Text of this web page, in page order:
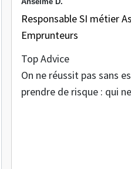
Responsable SI métier
Emprunteurs
Top Advice
On ne réussit pas sans
prendre de risque : qui